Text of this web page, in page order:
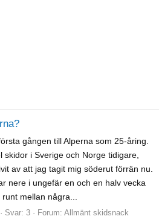
gången till Alperna som 25-åring.
skidor i Sverige och Norge tidigare,
av att jag tagit mig söderut förrän nu.
nere i ungefär en och en halv vecka
mellan några...
Svar: 3 Forum: Allmänt skidsnack